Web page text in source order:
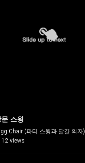
스윙
Chair (파티 스윙과 달걀 의자)
12 views